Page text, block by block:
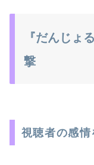
『だんじょ
撃
視聴者の感